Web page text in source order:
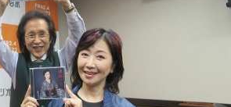
援歌は、自身の歩みそのものでもある
もトークを展開。愛犬と過ごす時間を
あるものを購入したと言う。さて何を